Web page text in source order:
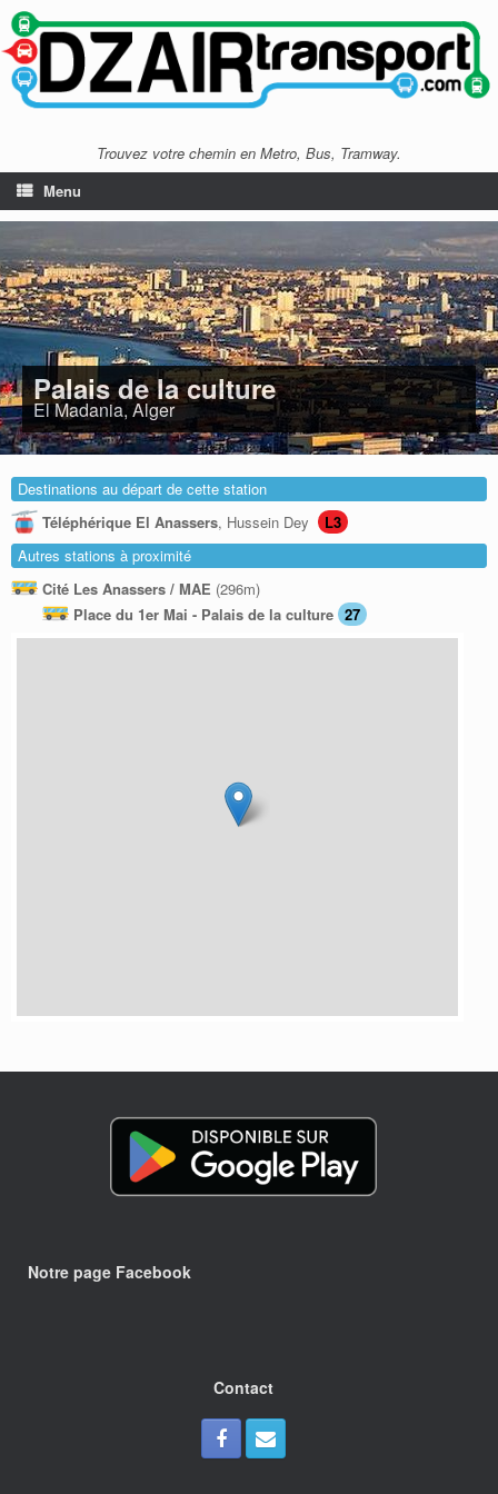
Trouvez votre chemin en Metro, Bus, Tramway.
Menu
Palais de la culture
El Madania, Alger
Destinations au départ de cette station
Téléphérique El Anassers, Hussein Dey
L3
Autres stations à proximité
Cité Les Anassers / MAE (296m)
Place du 1er Mai - Palais de la culture 27
Notre page Facebook
Contact